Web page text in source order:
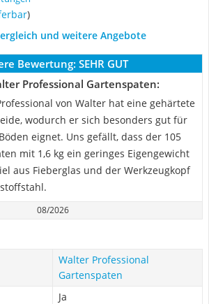
)
und weitere Angebote
Bewertung: SEHR GUT
Professional Gartenspaten:
von Walter hat eine gehärtete
wodurch er sich besonders gut für
eignet. Uns gefällt, dass der 105
mit 1,6 kg ein geringes Eigengewicht
aus Fieberglas und der Werkzeugkopf
08/2026
Walter Professional
Gartenspaten
Ja